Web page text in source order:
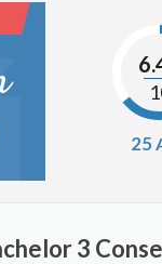
25
3